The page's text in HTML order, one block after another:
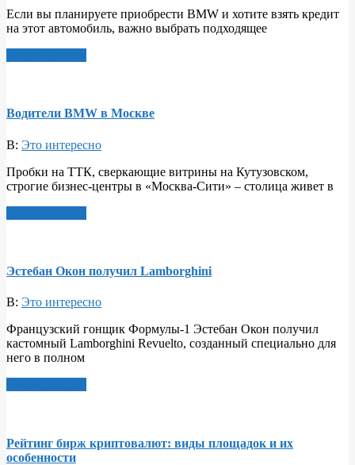
Если вы планируете приобрести BMW и хотите взять кредит
на этот автомобиль, важно выбрать подходящее
Водители BMW в Москве
В: Это интересно
Пробки на ТТК, сверкающие витрины на Кутузовском,
строгие бизнес-центры в «Москва-Сити» – столица живет в
Эстебан Окон получил Lamborghini
В: Это интересно
Французский гонщик Формулы-1 Эстебан Окон получил
кастомный Lamborghini Revuelto, созданный специально для
него в полном
Рейтинг бирж криптовалют: виды площадок и их
особенности